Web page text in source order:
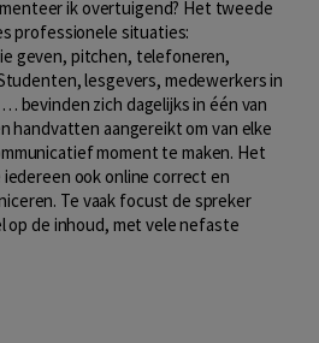
ik overtuigend? Het tweede
professionele situaties:
geven, pitchen, telefoneren,
lesgevers, medewerkers in
bevinden zich dagelijks in één van
handvatten aangereikt om van elke
moment te maken. Het
ook online correct en
Te vaak focust de spreker
op de inhoud, met vele nefaste